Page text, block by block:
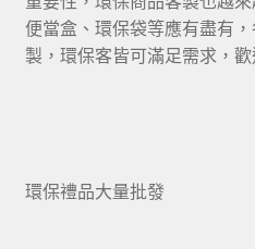
便當盒、環保袋等應有盡有
製，環保客皆可滿足需求，
環保禮品大量批發